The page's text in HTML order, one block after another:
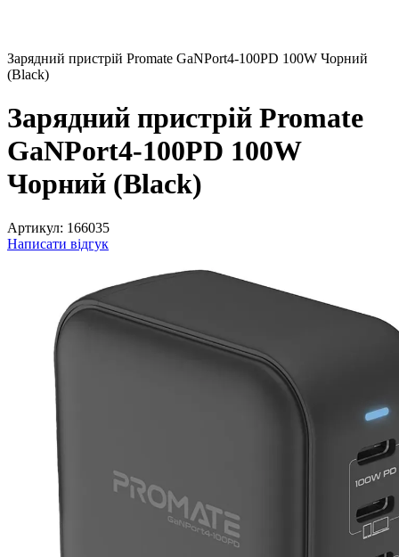
Зарядний пристрій Promate GaNPort4-100PD 100W Чорний
(Black)
Зарядний пристрій Promate
GaNPort4-100PD 100W
Чорний (Black)
Артикул: 166035
Написати відгук